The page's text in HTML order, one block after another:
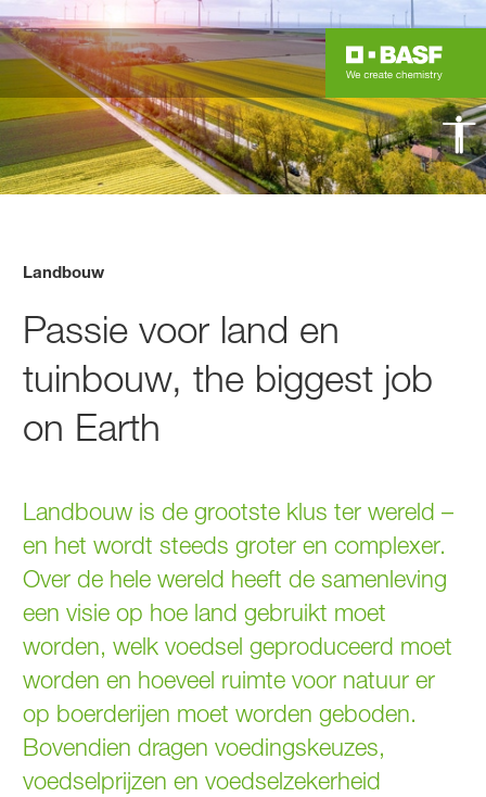
Landbouw
Passie voor land en
tuinbouw, the biggest job
on Earth
Landbouw is de grootste klus ter wereld –
en het wordt steeds groter en complexer.
Over de hele wereld heeft de samenleving
een visie op hoe land gebruikt moet
worden, welk voedsel geproduceerd moet
worden en hoeveel ruimte voor natuur er
op boerderijen moet worden geboden.
Bovendien dragen voedingskeuzes,
voedselprijzen en voedselzekerheid